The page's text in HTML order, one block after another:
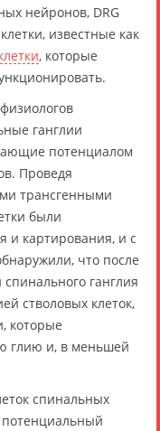
нейронов, DRG
известные как
, которые
ганглии
потенциалом
Проведя
трансгенными
были
и картирования, и с
что после
ганглия
стволовых клеток,
которые
глию и, в меньшей
спинальных